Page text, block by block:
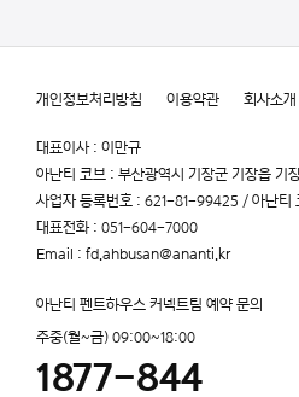
개인정보처리방침 이용약관 회사소개
대표이사 : 이만규
아난티 코브 : 부산광역시 기장군 기장읍
사업자 등록번호 : 621-81-99425 / 아난티
대표전화 : 051-604-7000
Email : fd.ahbusan@ananti.kr
아난티 펜트하우스 커넥트팀 예약 문의
주중(월~금) 09:00~18:00
1877-844